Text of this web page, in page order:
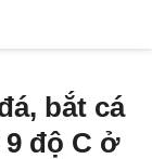
bắt cá
độ C ở